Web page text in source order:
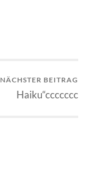
NÄCHSTER BEITRAG
Haiku“ccccccc